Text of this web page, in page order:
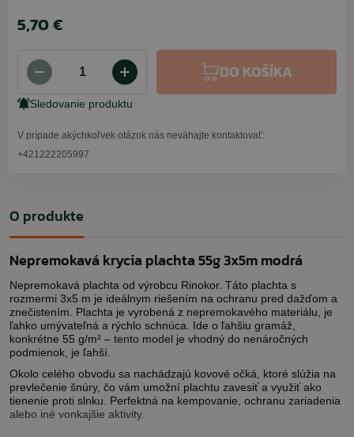
5,70 €
DO KOŠÍKA
Sledovanie produktu
V prípade akýchkoľvek otázok nás neváhajte kontaktovať:
+421222205997
O produkte
Nepremokavá krycia plachta 55g 3x5m modrá
Nepremokavá plachta od výrobcu Rinokor. Táto plachta s
rozmermi 3x5 m je ideálnym riešením na ochranu pred dažďom a
znečistením. Plachta je vyrobená z nepremokavého materiálu, je
ľahko umývateľná a rýchlo schnúca. Ide o ľahšiu gramáž,
konkrétne 55 g/m² – tento model je vhodný do nenáročných
podmienok, je ľahší.
Okolo celého obvodu sa nachádzajú kovové očká, ktoré slúžia na
prevlečenie šnúry, čo vám umožní plachtu zavesiť a využiť ako
tienenie proti slnku. Perfektná na kempovanie, ochranu zariadenia
alebo iné vonkajšie aktivity.